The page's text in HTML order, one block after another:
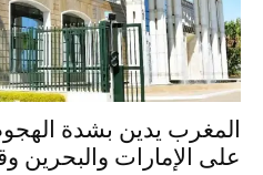
المغرب يدين بشدة
على الإمارات والبحرين